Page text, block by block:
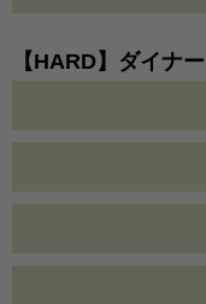
【HARD】ダイナー